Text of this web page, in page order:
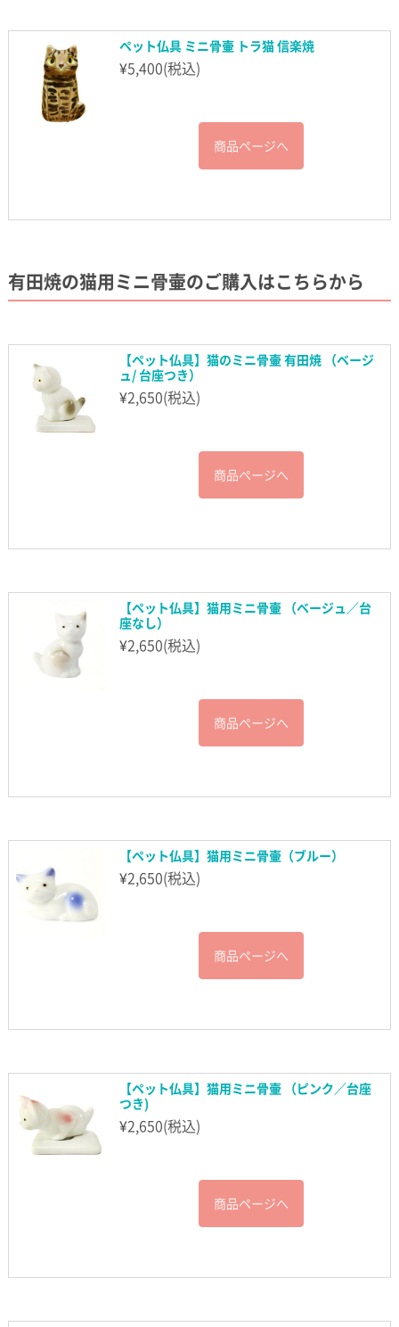
ペット仏具 ミニ骨壷 トラ猫 信楽焼
¥5,400(税込)
商品ページへ
有田焼の猫用ミニ骨壷のご購入はこちらから
【ペット仏具】猫のミニ骨壷 有田焼 （ベージ
ュ/ 台座つき）
¥2,650(税込)
商品ページへ
【ペット仏具】猫用ミニ骨壷 （ベージュ／台
座なし）
¥2,650(税込)
商品ページへ
【ペット仏具】猫用ミニ骨壷（ブルー）
¥2,650(税込)
商品ページへ
【ペット仏具】猫用ミニ骨壷 （ピンク／台座
つき)
¥2,650(税込)
商品ページへ